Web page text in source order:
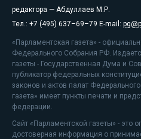
редактора — Абдуллаев М.Р.
Тел.: +7 (495) 637–69–79 E-mail:
«Парламентская газета» -
Федерального Собрания РФ.
газеты - Государственная Дума и
публикатор федеральных
законов и актов палат
газета» имеет пункты печати и
федерации.
Сайт «Парламентской газеты» - это
достоверная информация о